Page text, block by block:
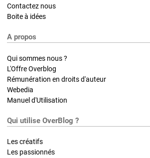
Contactez nous
Boite à idées
A propos
Qui sommes nous ?
L'Offre Overblog
Rémunération en droits d'auteur
Webedia
Manuel d'Utilisation
Qui utilise OverBlog ?
Les créatifs
Les passionnés